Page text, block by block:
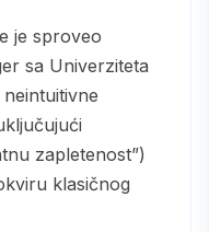
sa Univerziteta
zapletenost”)
klasičnog